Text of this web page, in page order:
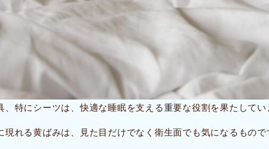
特にシーツは、快適な睡眠を支える重要な役割を果たしてい
れる黄ばみは、見た目だけでなく衛生面でも気になるもので